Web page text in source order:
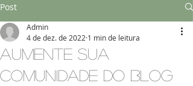
Post
Aumente sua
comunidade do blog
Admin
4 de dez. de 2022 1 min de leitura